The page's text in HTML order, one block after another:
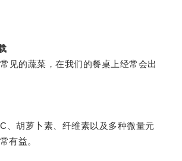
的蔬菜，在我们的餐桌上经常会出
胡萝卜素、纤维素以及多种微量元
有益。